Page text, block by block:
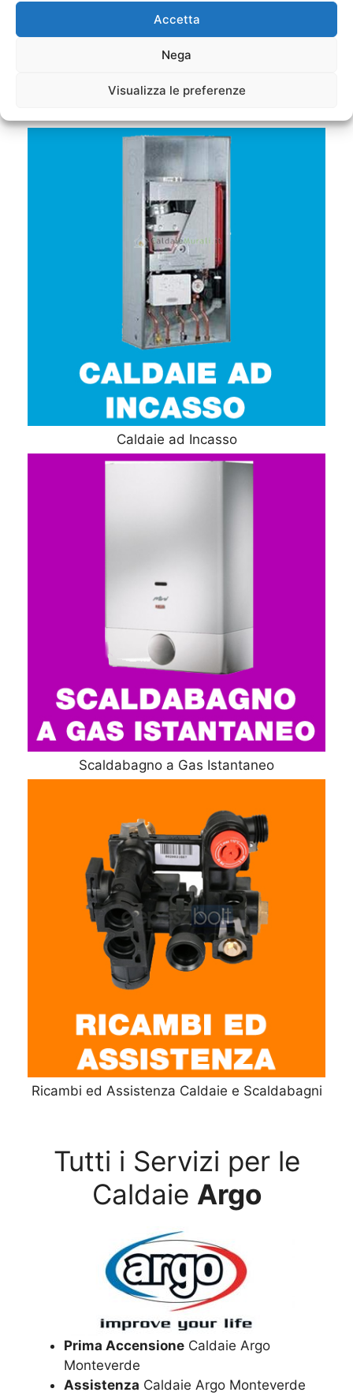
Accetta
Nega
Visualizza le preferenze
Caldaie ad Incasso
Scaldabagno a Gas Istantaneo
Ricambi ed Assistenza Caldaie e Scaldabagni
Tutti i Servizi per le
Caldaie Argo
Prima Accensione Caldaie Argo
Monteverde
Assistenza Caldaie Argo Monteverde